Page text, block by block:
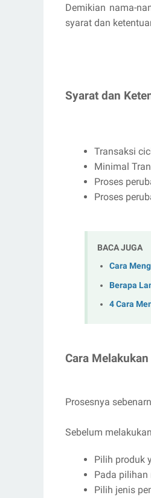
Demikian nama-
syarat dan
Syarat dan
Transaksi
Minimal
Proses
Proses
BACA JUGA
Cara
Berapa
4 Cara
Cara
Prosesnya
Sebelum
Pilih produk
Pada
Pilih jenis